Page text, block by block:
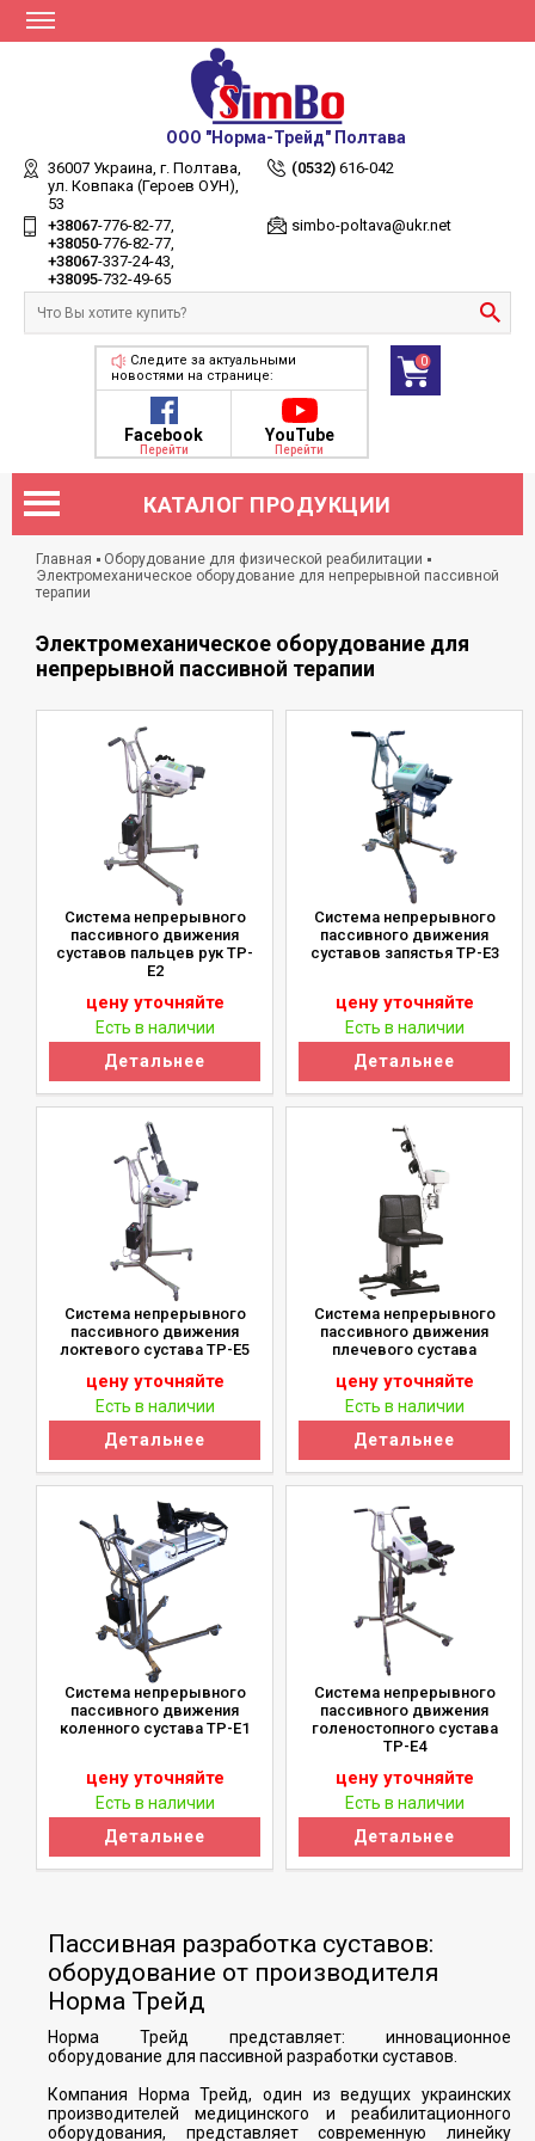
ООО "Норма-Трейд" Полтава
36007 Украина, г. Полтава,
ул. Ковпака (Героев ОУН),
53
(0532) 616-042
+38067-776-82-77
+38050-776-82-77
+38067-337-24-43
+38095-732-49-65
simbo-poltava@ukr.net
Следите за актуальными
новостями на странице:
Facebook
Перейти
YouTube
Перейти
0
Главная
Оборудование для физической реабилитации
Электромеханическое оборудование для непрерывной пассивной
терапии
Электромеханическое оборудование для
непрерывной пассивной терапии
Система непрерывного
пассивного движения
суставов пальцев рук ТР-
Е2
цену уточняйте
Есть в наличии
Детальнее
Система непрерывного
пассивного движения
суставов запястья ТР-Е3
цену уточняйте
Есть в наличии
Детальнее
Система непрерывного
пассивного движения
локтевого сустава ТР-Е5
цену уточняйте
Есть в наличии
Детальнее
Система непрерывного
пассивного движения
плечевого сустава
цену уточняйте
Есть в наличии
Детальнее
Система непрерывного
пассивного движения
коленного сустава ТР-Е1
цену уточняйте
Есть в наличии
Детальнее
Система непрерывного
пассивного движения
голеностопного сустава
ТР-Е4
цену уточняйте
Есть в наличии
Детальнее
Пассивная разработка суставов:
оборудование от производителя
Норма Трейд
Норма Трейд представляет: инновационное
оборудование для пассивной разработки суставов.
Компания Норма Трейд, один из ведущих украинских
производителей медицинского и реабилитационного
оборудования, представляет современную линейку
КАТАЛОГ ПРОДУКЦИИ